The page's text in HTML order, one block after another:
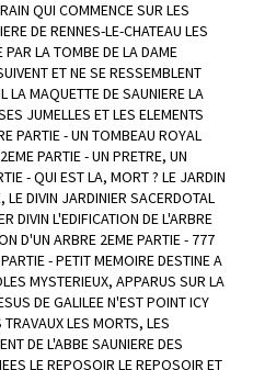
QUI COMMENCE SUR LES
DE RENNES-LE-CHATEAU LES
LA TOMBE DE LA DAME
ET NE SE RESSEMBLENT
LA MAQUETTE DE SAUNIERE LA
JUMELLES ET LES ELEMENTS
PARTIE - UN TOMBEAU ROYAL
PARTIE - UN PRETRE, UN
- QUI EST LA, MORT ? LE JARDIN
LE DIVIN JARDINIER SACERDOTAL
DIVIN L'EDIFICATION DE L'ARBRE
D'UN ARBRE 2EME PARTIE - 777
- PETIT MEMOIRE DESTINE A
MYSTERIEUX, APPARUS SUR LA
DE GALILEE N'EST POINT ICY
LES MORTS, LES
DE L'ABBE SAUNIERE DES
LE REPOSOIR LE REPOSOIR ET